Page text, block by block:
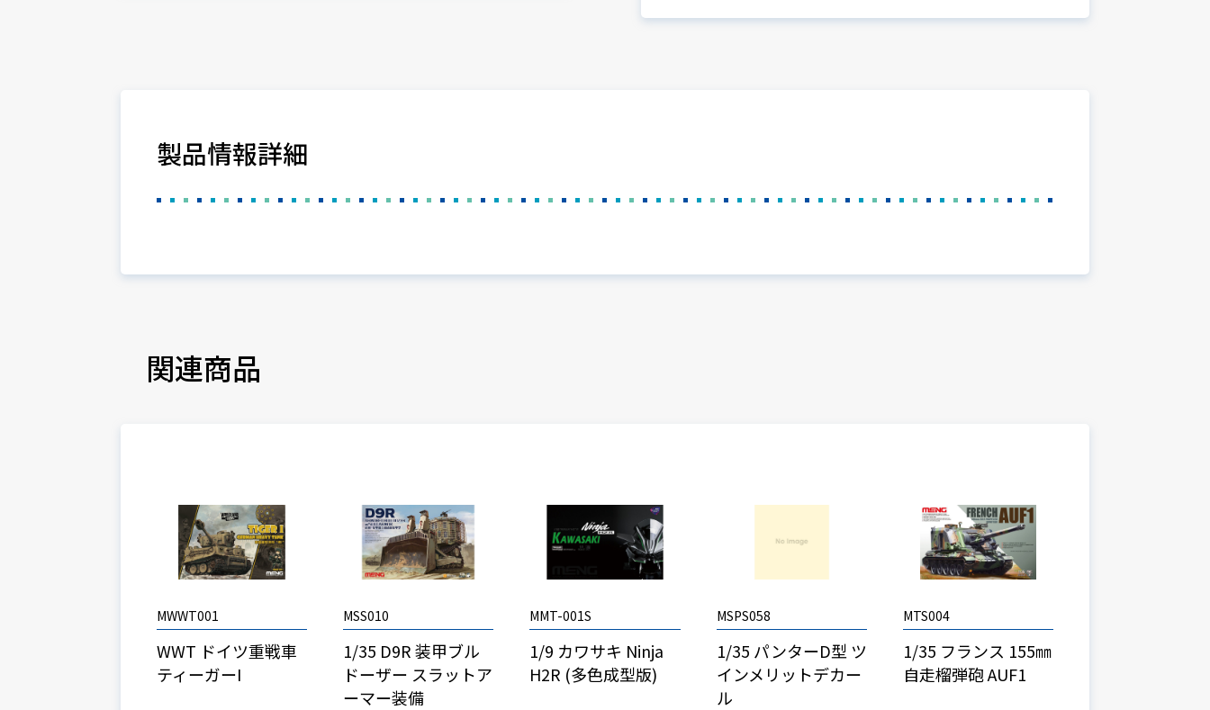
製品情報詳細
関連商品
MWWT001
WWT ドイツ重戦車
ティーガーI
MSS010
1/35 D9R 装甲ブル
ドーザー スラットア
ーマー装備
MMT-001S
1/9 カワサキ Ninja
H2R (多色成型版)
MSPS058
1/35 パンターD型 ツ
インメリットデカー
ル
MTS004
1/35 フランス 155㎜
自走榴弾砲 AUF1